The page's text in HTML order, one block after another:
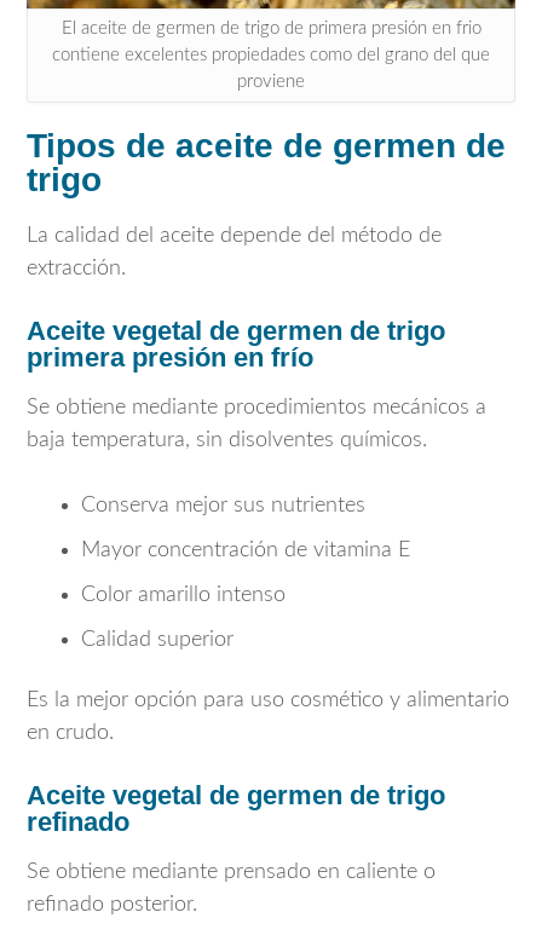
El aceite de germen de trigo de primera presión en frio
contiene excelentes propiedades como del grano del que
proviene
Tipos de aceite de germen de
trigo
La calidad del aceite depende del método de
extracción.
Aceite vegetal de germen de trigo
primera presión en frío
Se obtiene mediante procedimientos mecánicos a
baja temperatura, sin disolventes químicos.
Conserva mejor sus nutrientes
Mayor concentración de vitamina E
Color amarillo intenso
Calidad superior
Es la mejor opción para uso cosmético y alimentario
en crudo.
Aceite vegetal de germen de trigo
refinado
Se obtiene mediante prensado en caliente o
refinado posterior.